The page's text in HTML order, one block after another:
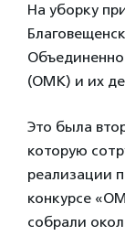
На уборку
(ОМК) и их
Это была
которую
реализации
конкурсе
собрали